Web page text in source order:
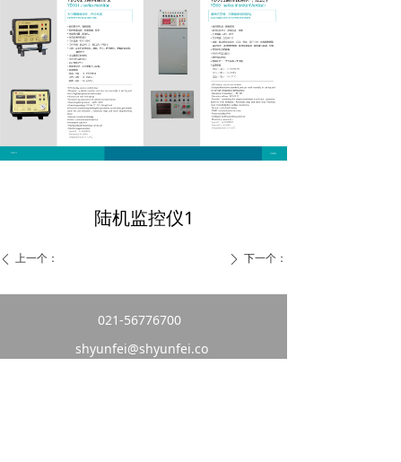
陆机监控仪1
ꄴ 上一个： ꄲ 下一个：
shyunfei@shyunfei.co
m
021-56776700